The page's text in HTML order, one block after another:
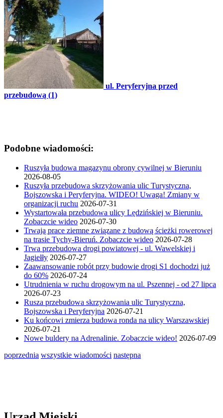
ul. Peryferyjna przed
przebudową (1)
Podobne wiadomości:
Ruszyła budowa magazynu obrony cywilnej w Bieruniu
2026-08-05
Ruszyła przebudowa skrzyżowania ulic Turystyczna,
Bojszowska i Peryferyjna. WIDEO! Uwaga! Zmiany w
organizacji ruchu 2026-07-31
Wystartowała przebudowa ulicy Lędzińskiej w Bieruniu.
Zobaczcie wideo 2026-07-30
Trwają prace ziemne związane z budową ścieżki rowerowej
na trasie Tychy-Bieruń. Zobaczcie wideo 2026-07-28
Trwa przebudowa drogi powiatowej - ul. Wawelskiej i
Jagiełły 2026-07-27
Zaawansowanie robót przy budowie drogi S1 dochodzi już
do 60% 2026-07-24
Utrudnienia w ruchu drogowym na ul. Pszennej - od 27 lipca
2026-07-23
Rusza przebudowa skrzyżowania ulic Turystyczna,
Bojszowska i Peryferyjna 2026-07-21
Ku końcowi zmierza budowa ronda na ulicy Warszawskiej
2026-07-21
Nowe buldery na Adrenalinie. Zobaczcie wideo! 2026-07-09
poprzednia wszystkie wiadomości następna